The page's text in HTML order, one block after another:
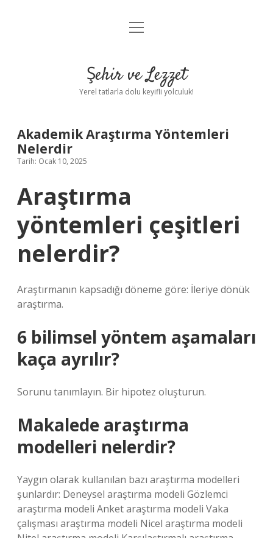
Anasayfa
Yasal Uyarı
menüyü
Şehir ve Lezzet
Yerel tatlarla dolu keyifli yolculuk!
Akademik Araştırma Yöntemleri
Nelerdir
Tarih: Ocak 10, 2025
Araştırma
yöntemleri çeşitleri
nelerdir?
Araştırmanın kapsadığı döneme göre: İleriye dönük
araştırma.
6 bilimsel yöntem aşamaları
kaça ayrılır?
Sorunu tanımlayın. Bir hipotez oluşturun.
Makalede araştırma
modelleri nelerdir?
Yaygın olarak kullanılan bazı araştırma modelleri
şunlardır: Deneysel araştırma modeli Gözlemci
araştırma modeli Anket araştırma modeli Vaka
çalışması araştırma modeli Nicel araştırma modeli